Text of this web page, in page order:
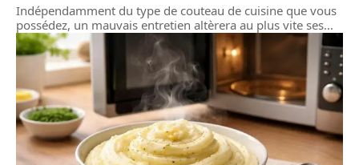
Indépendamment du type de couteau de cuisine que vous
possédez, un mauvais entretien altèrera au plus vite ses…